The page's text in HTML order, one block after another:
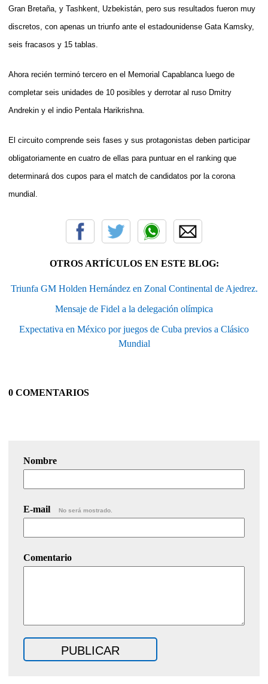
Gran Bretaña, y Tashkent, Uzbekistán, pero sus resultados fueron muy
discretos, con apenas un triunfo ante el estadounidense Gata Kamsky,
seis fracasos y 15 tablas.
Ahora recién terminó tercero en el Memorial Capablanca luego de
completar seis unidades de 10 posibles y derrotar al ruso Dmitry
Andrekin y el indio Pentala Harikrishna.
El circuito comprende seis fases y sus protagonistas deben participar
obligatoriamente en cuatro de ellas para puntuar en el ranking que
determinará dos cupos para el match de candidatos por la corona
mundial.
OTROS ARTÍCULOS EN ESTE BLOG:
Triunfa GM Holden Hernández en Zonal Continental de Ajedrez.
Mensaje de Fidel a la delegación olímpica
Expectativa en México por juegos de Cuba previos a Clásico
Mundial
0 COMENTARIOS
Nombre
E-mail No será mostrado.
Comentario